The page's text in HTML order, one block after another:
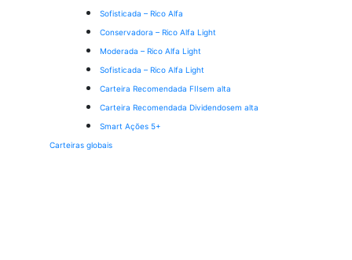
Sofisticada – Rico Alfa
Conservadora – Rico Alfa Light
Moderada – Rico Alfa Light
Sofisticada – Rico Alfa Light
Carteira Recomendada FIIsem alta
Carteira Recomendada Dividendosem alta
Smart Ações 5+
Carteiras globais